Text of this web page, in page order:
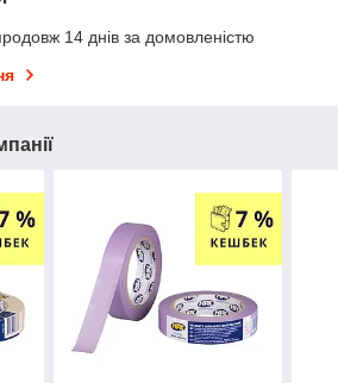
14 днів за домовленістю